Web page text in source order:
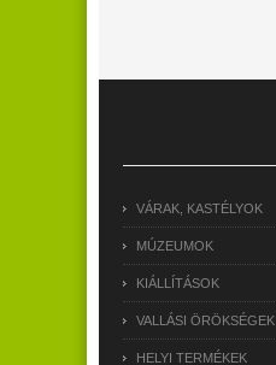
VÁRAK, KASTÉLYOK
MÚZEUMOK
KIÁLLÍTÁSOK
VALLÁSI ÖRÖKSÉGEK
HELYI TERMÉKEK